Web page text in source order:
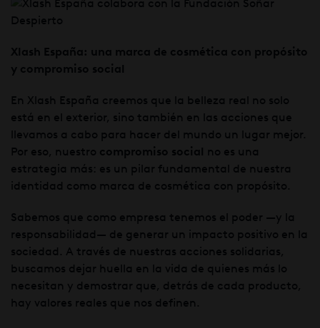
Xlash España: una marca de cosmética con propósito
y compromiso social
En Xlash España creemos que la belleza real no solo
está en el exterior, sino también en las acciones que
llevamos a cabo para hacer del mundo un lugar mejor.
Por eso, nuestro compromiso social no es una
estrategia más: es un pilar fundamental de nuestra
identidad como marca de cosmética con propósito.
Sabemos que como empresa tenemos el poder —y la
responsabilidad— de generar un impacto positivo en la
sociedad. A través de nuestras acciones solidarias,
buscamos dejar huella en la vida de quienes más lo
necesitan y demostrar que, detrás de cada producto,
hay valores reales que nos definen.